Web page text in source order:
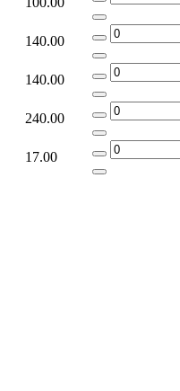
140.00
140.00
240.00
17.00